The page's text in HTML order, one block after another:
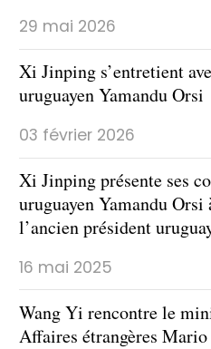
29 mai 2026
Xi Jinping s’entretient
uruguayen Yamandu Orsi
03 février 2026
Xi Jinping présente ses
uruguayen Yamandu Orsi
l’ancien président
16 mai 2025
Wang Yi rencontre le
Affaires étrangères